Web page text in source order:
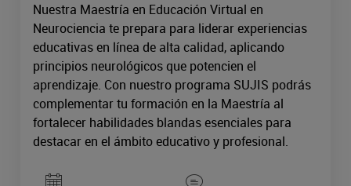
Nuestra Maestría en Educación Virtual en
Neurociencia te prepara para liderar experiencias
educativas en línea de alta calidad, aplicando
principios neurológicos que potencien el
aprendizaje. Con nuestro programa SUJIS podrás
complementar tu formación en la Maestría al
fortalecer habilidades blandas esenciales para
destacar en el ámbito educativo y profesional.